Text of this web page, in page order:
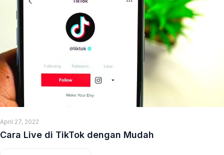
April 27, 2022
Cara Live di TikTok dengan Mudah